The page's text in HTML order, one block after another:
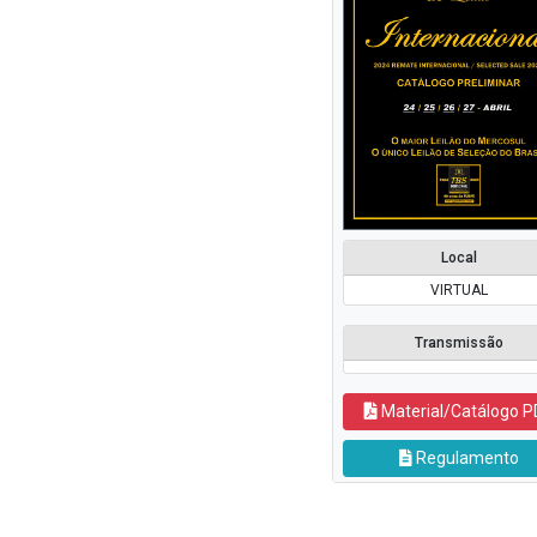
Local
VIRTUAL
Transmissão
Material/Catálogo
Regulamento